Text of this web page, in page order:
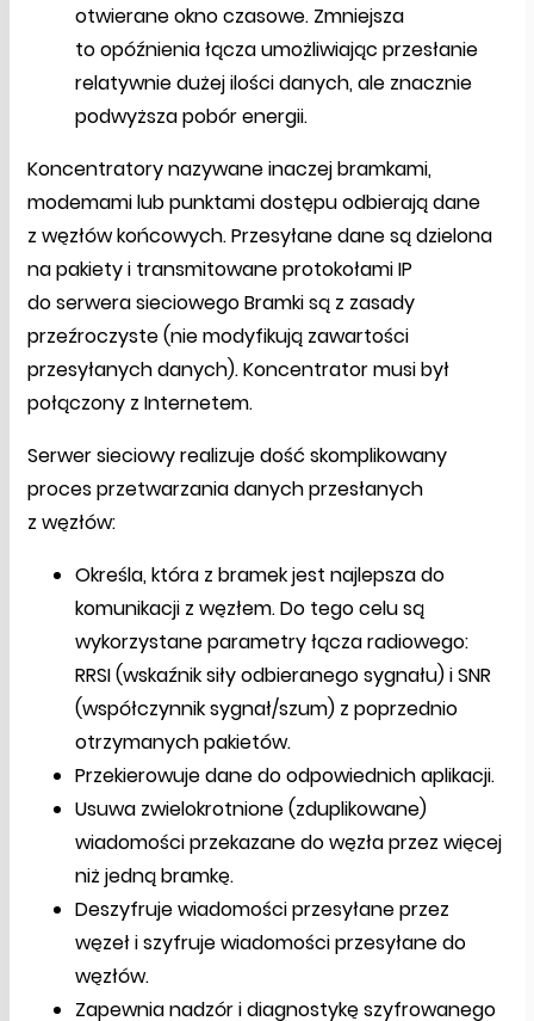
otwierane okno czasowe. Zmniejsza
to opóźnienia łącza umożliwiając przesłanie
relatywnie dużej ilości danych, ale znacznie
podwyższa pobór energii.
Koncentratory nazywane inaczej bramkami,
modemami lub punktami dostępu odbierają dane
z węzłów końcowych. Przesyłane dane są dzielona
na pakiety i transmitowane protokołami IP
do serwera sieciowego Bramki są z zasady
przeźroczyste (nie modyfikują zawartości
przesyłanych danych). Koncentrator musi był
połączony z Internetem.
Serwer sieciowy realizuje dość skomplikowany
proces przetwarzania danych przesłanych
z węzłów:
Określa, która z bramek jest najlepsza do
komunikacji z węzłem. Do tego celu są
wykorzystane parametry łącza radiowego:
RRSI (wskaźnik siły odbieranego sygnału) i SNR
(współczynnik sygnał/szum) z poprzednio
otrzymanych pakietów.
Przekierowuje dane do odpowiednich aplikacji.
Usuwa zwielokrotnione (zduplikowane)
wiadomości przekazane do węzła przez więcej
niż jedną bramkę.
Deszyfruje wiadomości przesyłane przez
węzeł i szyfruje wiadomości przesyłane do
węzłów.
Zapewnia nadzór i diagnostykę szyfrowanego